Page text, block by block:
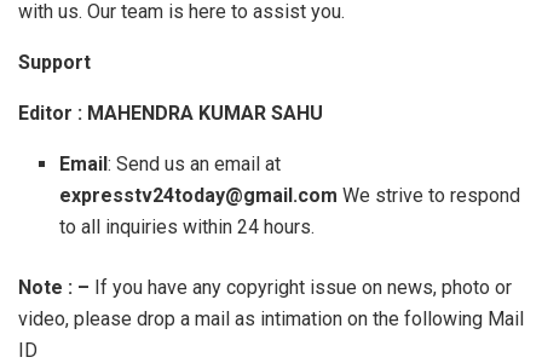
with us. Our team is here to assist you.
Support
Editor : MAHENDRA KUMAR SAHU
Email: Send us an email at
expresstv24today@gmail.comWe strive to respond
to all inquiries within 24 hours.
Note : – If you have any copyright issue on news, photo or
video, please drop a mail as intimation on the following Mail
ID